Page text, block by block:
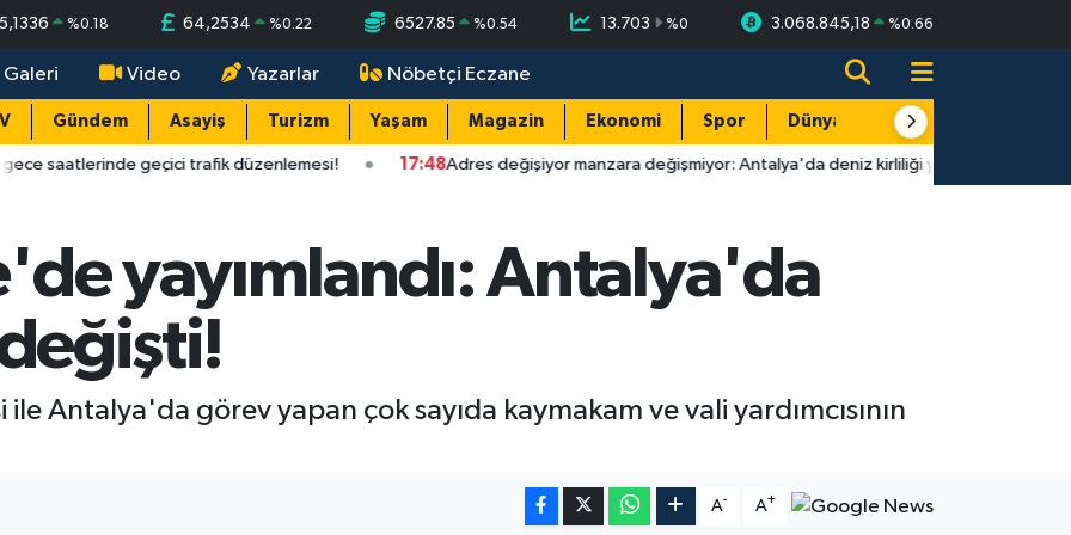
%0.18 64,2534 %0.22 6527.85 %0.54 13.703 %0 3.068.845,18 %0.66
Galeri Video Yazarlar Nöbetçi Eczane
Gündem Asayiş Turizm Yaşam Magazin Ekonomi Spor Dünya Resmi Reklamlar
geçici trafik düzenlemesi! 17:48Adres değişiyor manzara değişmiyor: Antalya'da deniz kirliliği yeniden gündemde!
yayımlandı: Antalya'da
Antalya'da görev yapan çok sayıda kaymakam ve vali yardımcısının
A- A+